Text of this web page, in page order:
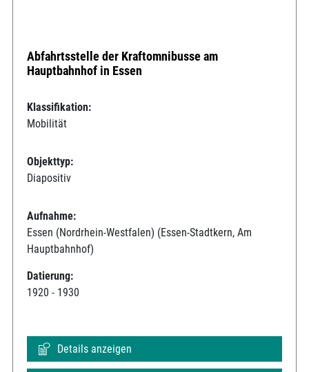
Abfahrtsstelle der Kraftomnibusse am
Hauptbahnhof in Essen
Klassifikation:
Mobilität
Objekttyp:
Diapositiv
Aufnahme:
Essen (Nordrhein-Westfalen) (Essen-Stadtkern, Am
Hauptbahnhof)
Datierung:
1920 - 1930
Details anzeigen